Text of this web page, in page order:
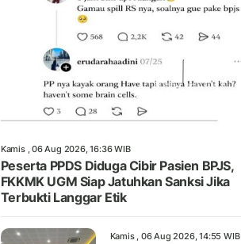
Kamis , 06 Aug 2026, 16:36 WIB
Peserta PPDS Diduga Cibir Pasien BPJS,
FKKMK UGM Siap Jatuhkan Sanksi Jika
Terbukti Langgar Etik
Kamis , 06 Aug 2026, 14:55 WIB